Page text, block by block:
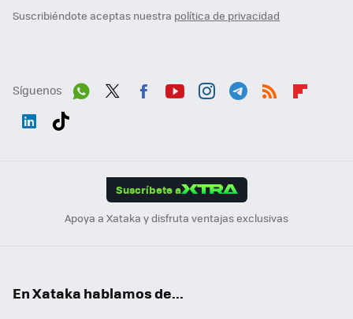
Suscribiéndote aceptas nuestra política de privacidad
Síguenos
Suscríbete a
Apoya a Xataka y disfruta ventajas exclusivas
En Xataka hablamos de...